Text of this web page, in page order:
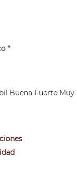
*
Buena Fuerte Muy